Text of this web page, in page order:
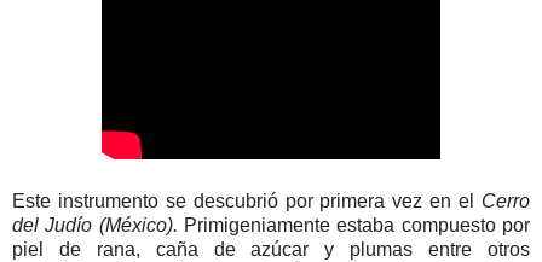
Este instrumento se descubrió por primera vez en el Cerro
del Judío (México). Primigeniamente estaba compuesto por
piel de rana, caña de azúcar y plumas entre otros